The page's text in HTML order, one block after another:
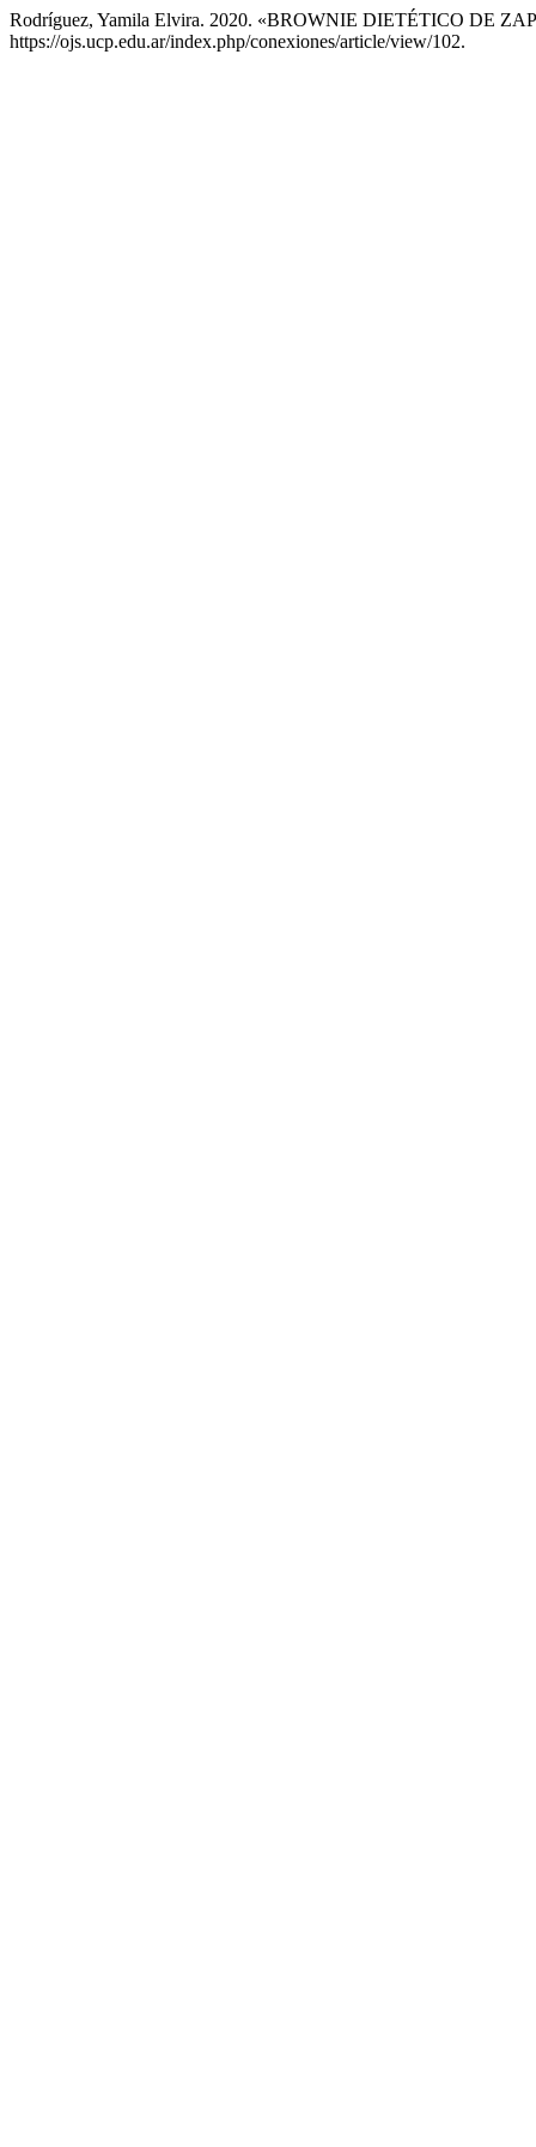
Rodríguez, Yamila Elvira. 2020. «BROWNIE DIETÉTICO DE
https://ojs.ucp.edu.ar/index.php/conexiones/article/view/102.